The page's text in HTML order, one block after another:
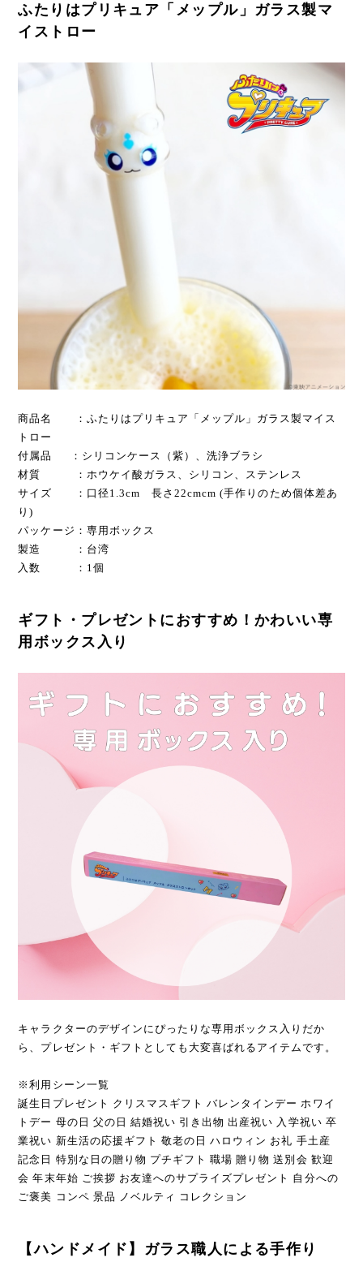
ふたりはプリキュア「メップル」ガラス製マ
イストロー
商品名 ：ふたりはプリキュア「メップル」ガラス製マイス
トロー
付属品 ：シリコンケース（紫）、洗浄ブラシ
材質 ：ホウケイ酸ガラス、シリコン、ステンレス
サイズ ：口径1.3cm 長さ22cmcm (手作りのため個体差あ
り)
パッケージ：専用ボックス
製造 ：台湾
入数 ：1個
ギフト・プレゼントにおすすめ！かわいい専
用ボックス入り
キャラクターのデザインにぴったりな専用ボックス入りだか
ら、プレゼント・ギフトとしても大変喜ばれるアイテムです。
※利用シーン一覧
誕生日プレゼント クリスマスギフト バレンタインデー ホワイ
トデー 母の日 父の日 結婚祝い 引き出物 出産祝い 入学祝い 卒
業祝い 新生活の応援ギフト 敬老の日 ハロウィン お礼 手土産
記念日 特別な日の贈り物 プチギフト 職場 贈り物 送別会 歓迎
会 年末年始 ご挨拶 お友達へのサプライズプレゼント 自分への
ご褒美 コンペ 景品 ノベルティ コレクション
【ハンドメイド】ガラス職人による手作り